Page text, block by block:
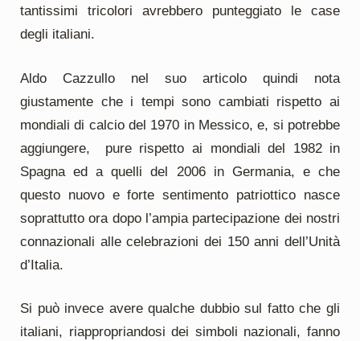
tantissimi tricolori avrebbero punteggiato le case
degli italiani.
Aldo Cazzullo nel suo articolo quindi nota
giustamente che i tempi sono cambiati rispetto ai
mondiali di calcio del 1970 in Messico, e, si potrebbe
aggiungere, pure rispetto ai mondiali del 1982 in
Spagna ed a quelli del 2006 in Germania, e che
questo nuovo e forte sentimento patriottico nasce
soprattutto ora dopo l’ampia partecipazione dei nostri
connazionali alle celebrazioni dei 150 anni dell’Unità
d’Italia.
Si può invece avere qualche dubbio sul fatto che gli
italiani, riappropriandosi dei simboli nazionali, fanno